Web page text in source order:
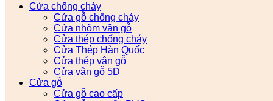
Cửa chống cháy
Cửa gỗ chống cháy
Cửa nhôm vân gỗ
Cửa thép chống cháy
Cửa Thép Hàn Quốc
Cửa thép vân gỗ
Cửa vân gỗ 5D
Cửa gỗ
Cửa gỗ cao cấp